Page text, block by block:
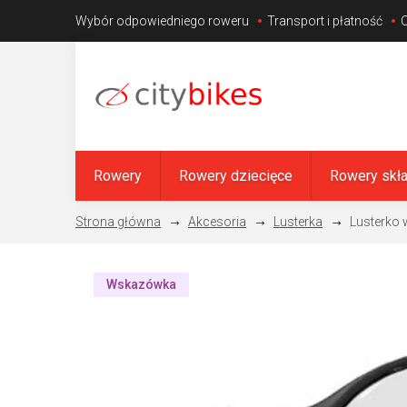
treści
Wybór odpowiedniego roweru Transport i płatność
Rowery Rowery dziecięce Rowery
Akcesoria Lusterka Lusterko
Wskazówka